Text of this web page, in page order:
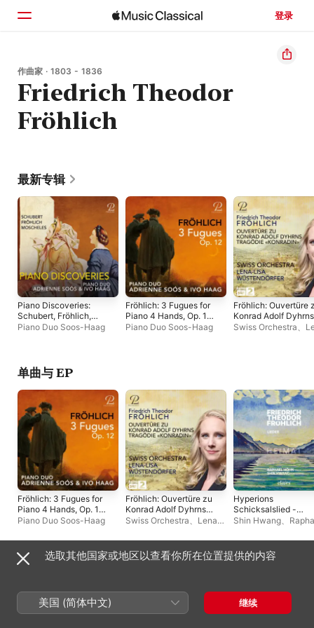
登录
主页
浏览
搜索
作曲家 · 1803 - 1836
Friedrich Theodor
Fröhlich
最新专辑
Piano Discoveries:
Schubert, Fröhlich,
Moscheles
Piano Duo Soos-Haag
Fröhlich: 3 Fugues for
Piano 4 Hands, Op. 12
- Single
Piano Duo Soos-Haag
Fröhlich: Ouvertüre
Konrad Adolf Dyhrns
Tragödie "Konradin"
Swiss Orchestra、
单曲与 EP
Fröhlich: 3 Fugues for
Piano 4 Hands, Op. 12
- Single
Piano Duo Soos-Haag
Fröhlich: Ouvertüre zu
Konrad Adolf Dyhrns
Tragödie "Konradin"
Zürich, November
2024) - Single
Swiss Orchestra、 Lena-
Hyperions
Schicksalslied -
Single
Shin Hwang、
合辑
选取其他国家或地区以查看你所在位置提供的内容
美国 (简体中文) 继续